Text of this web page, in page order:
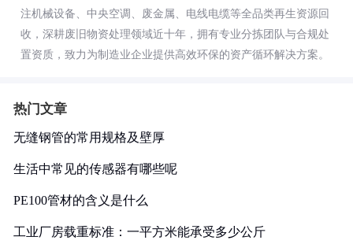
注机械设备、中央空调、废金属、电线电缆等全品类再生资源回
收，深耕废旧物资处理领域近十年，拥有专业分拣团队与合规处
置资质，致力为制造业企业提供高效环保的资产循环解决方案。
热门文章
无缝钢管的常用规格及壁厚
生活中常见的传感器有哪些呢
PE100管材的含义是什么
工业厂房载重标准：一平方米能承受多少公斤